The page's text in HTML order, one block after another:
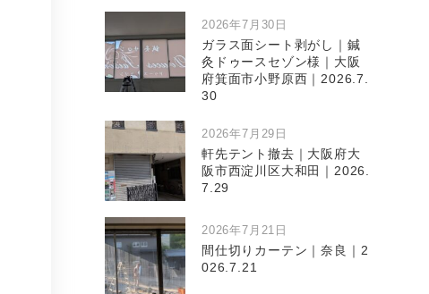
2026年7月30日
ガラス面シート剥がし｜鍼
灸ドゥースセゾン様｜大阪
府箕面市小野原西｜2026.7.
30
2026年7月29日
軒先テント撤去｜大阪府大
阪市西淀川区大和田｜2026.
7.29
2026年7月21日
間仕切りカーテン｜奈良｜2
026.7.21